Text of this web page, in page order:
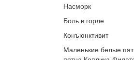
Насморк
Боль в горле
Конъюнктивит
Маленькие белые